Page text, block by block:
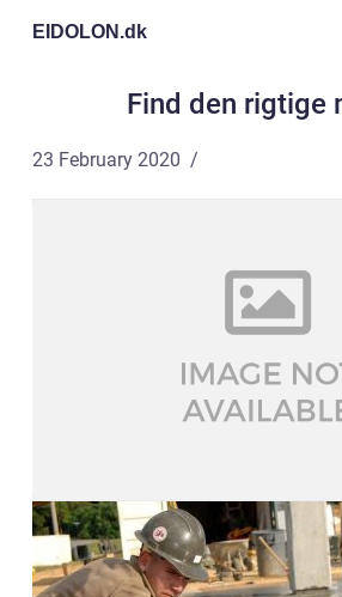
EIDOLON.dk
Find den rigtige
23 February 2020